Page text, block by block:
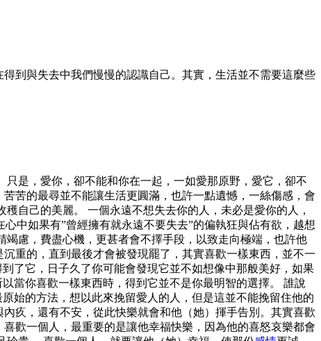
到與失去中我們慢慢的認識自己。其實，生活並不需要­這麼些
是，愛你，卻不能和你在一起，一如愛那原野，愛它，卻不
苦的最尋並不能讓生活更圓滿，也許一點遺憾，一絲傷感，會
自己的美麗。 一個永遠不想失去你的人，未必是愛你的人，
中如果有”曾經擁有就永遠不要失去”的偏執狂與佔有欲，越想
慮，費盡心機，更甚者會不擇手段，以致走向極端，也許他
重的，直到最後才會被發現罷了，其實喜歡一樣東西，並不一
了它，日子久了你可能會發現它並不如想像中那般美好，如果
當你喜歡一樣東西時，得到它並不是你最明智的選擇。 誰說
始的方法，想以此來挽留愛人的人，但是這並不­能挽留住他的
疚，還有不安，從此快樂就會和他（她）­揮手告別。其實喜歡
歡一個人，最重要的是讓他幸福快­樂，因為他的喜怒哀樂都會